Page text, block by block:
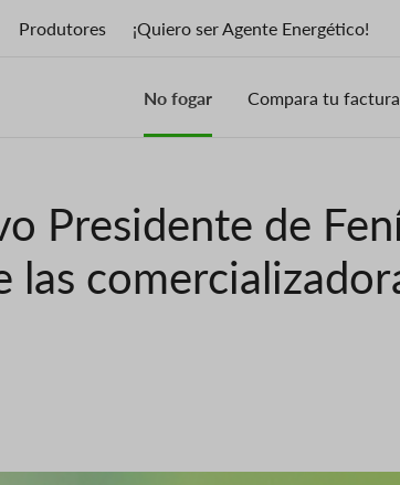
Produtores ¡Quiero ser Agente Energético!
No fogar Compara tu factura
Presidente de
las